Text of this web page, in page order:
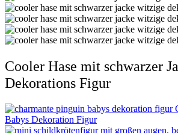
Cooler Hase mit schwarzer
Dekorations Figur
Babys Dekoration Figur